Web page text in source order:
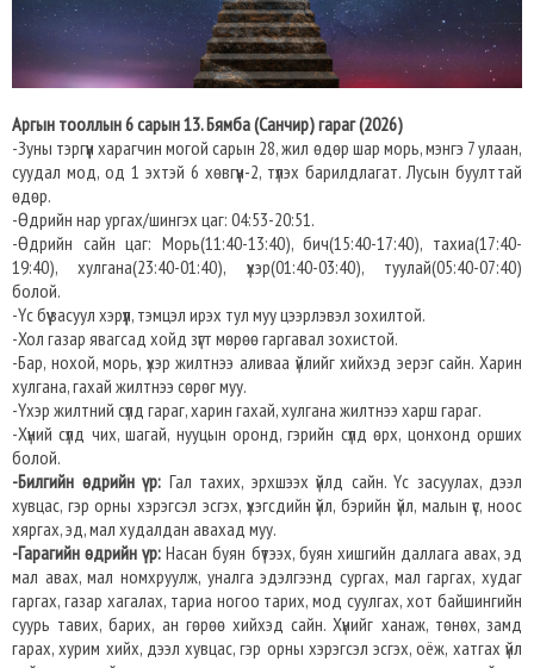
Аргын тооллын 6 сарын 13. Бямба (Санчир) гараг (2026)
-Зуны тэргүүн харагчин могой сарын 28, жил өдөр шар морь, мэнгэ 7 улаан,
суудал мод, од 1 эхтэй 6 хөвгүүн-2, түлэх барилдлагат. Лусын буулттай
өдөр.
-Өдрийн нар ургах/шингэх цаг: 04:53-20:51.
-Өдрийн сайн цаг: Морь(11:40-13:40), бич(15:40-17:40), тахиа(17:40-
19:40), хулгана(23:40-01:40), үхэр(01:40-03:40), туулай(05:40-07:40)
болой.
-Үс бүү засуул хэрүүл, тэмцэл ирэх тул муу цээрлэвэл зохилтой.
-Хол газар явагсад хойд зүгт мөрөө гаргавал зохистой.
-Бар, нохой, морь, үхэр жилтнээ аливаа үйлийг хийхэд эерэг сайн. Харин
хулгана, гахай жилтнээ сөрөг муу.
-Үхэр жилтний сүлд гараг, харин гахай, хулгана жилтнээ харш гараг.
-Хүний сүлд чих, шагай, нууцын оронд, гэрийн сүлд өрх, цонхонд орших
болой.
-Билгийн өдрийн үр: Гал тахих, эрхшээх үйлд сайн. Үс засуулах, дээл
хувцас, гэр орны хэрэгсэл эсгэх, үхэгсдийн үйл, бэрийн үйл, малын үс, ноос
хяргах, эд, мал худалдан авахад муу.
-Гарагийн өдрийн үр:Насан буян бүтээх, буян хишгийн даллага авах, эд
мал авах, мал номхруулж, уналга эдэлгээнд сургах, мал гаргах, худаг
гаргах, газар хагалах, тариа ногоо тарих, мод суулгах, хот байшингийн
суурь тавих, барих, ан гөрөө хийхэд сайн. Хүнийг ханаж, төнөх, замд
гарах, хурим хийх, дээл хувцас, гэр орны хэрэгсэл эсгэх, оёж, хатгах үйл